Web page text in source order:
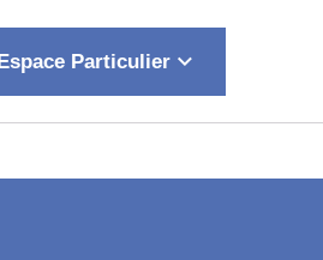
Particulier keyboard_arrow_down